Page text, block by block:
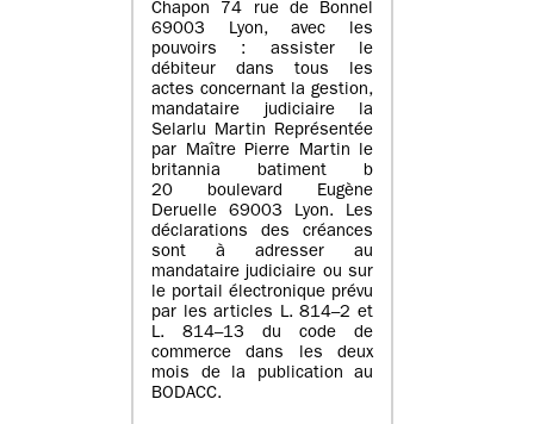
Chapon 74 rue de Bonnel
69003 Lyon, avec les
pouvoirs : assister le
débiteur dans tous les
actes concernant la gestion,
mandataire judiciaire la
Selarlu Martin Représentée
par Maître Pierre Martin le
britannia batiment b
20 boulevard Eugène
Deruelle 69003 Lyon. Les
déclarations des créances
sont à adresser au
mandataire judiciaire ou sur
le portail électronique prévu
par les articles L. 814–2 et
L. 814–13 du code de
commerce dans les deux
mois de la publication au
BODACC.